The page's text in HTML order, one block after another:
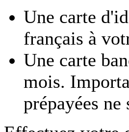
Une carte
français à
Une carte
mois.
prépayées ne